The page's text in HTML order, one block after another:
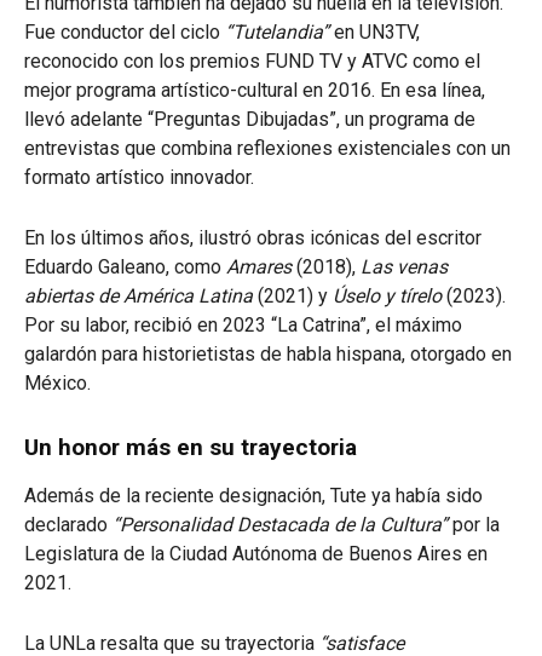
Fue conductor del ciclo “Tutelandia”en UN3TV,
reconocido con los premios FUND TV y ATVC como el
mejor programa artístico-cultural en 2016. En esa línea,
llevó adelante “Preguntas Dibujadas”, un programa de
entrevistas que combina reflexiones existenciales con un
formato artístico innovador.
En los últimos años, ilustró obras icónicas del escritor
Eduardo Galeano, como Amares(2018), Las venas
abiertas de América Latina (2021) y Úselo y tírelo(2023).
Por su labor, recibió en 2023 “La Catrina”, el máximo
galardón para historietistas de habla hispana, otorgado en
México.
Un honor más en su trayectoria
Además de la reciente designación, Tute ya había sido
declarado “Personalidad Destacada de la Cultura”por la
Legislatura de la Ciudad Autónoma de Buenos Aires en
2021.
La UNLa resalta que su trayectoria “satisface